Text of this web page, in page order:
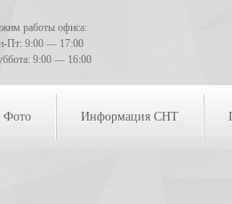
работы офиса:
Пт: 9:00 — 17:00
9:00 — 16:00
Фото Информация СНТ